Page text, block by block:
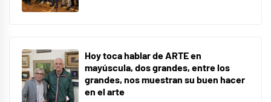
Hoy toca hablar de ARTE en
mayúscula, dos grandes, entre los
grandes, nos muestran su buen hacer
en el arte